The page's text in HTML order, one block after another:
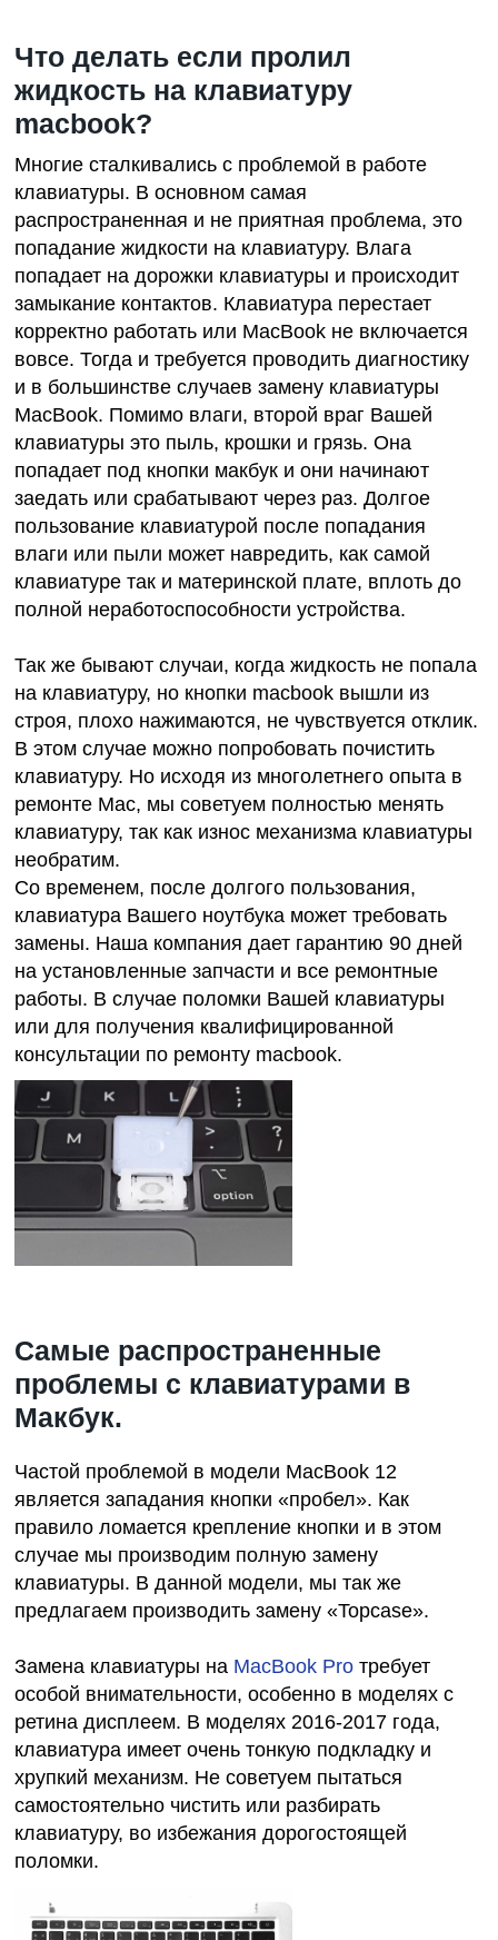
Что делать если пролил
жидкость на клавиатуру
macbook?
Многие сталкивались с проблемой в работе
клавиатуры. В основном самая
распространенная и не приятная проблема, это
попадание жидкости на клавиатуру. Влага
попадает на дорожки клавиатуры и происходит
замыкание контактов. Клавиатура перестает
корректно работать или MacBook не включается
вовсе. Тогда и требуется проводить диагностику
и в большинстве случаев замену клавиатуры
MacBook. Помимо влаги, второй враг Вашей
клавиатуры это пыль, крошки и грязь. Она
попадает под кнопки макбук и они начинают
заедать или срабатывают через раз. Долгое
пользование клавиатурой после попадания
влаги или пыли может навредить, как самой
клавиатуре так и материнской плате, вплоть до
полной неработоспособности устройства.
Так же бывают случаи, когда жидкость не попала
на клавиатуру, но кнопки macbook вышли из
строя, плохо нажимаются, не чувствуется отклик.
В этом случае можно попробовать почистить
клавиатуру. Но исходя из многолетнего опыта в
ремонте Mac, мы советуем полностью менять
клавиатуру, так как износ механизма клавиатуры
необратим.
Со временем, после долгого пользования,
клавиатура Вашего ноутбука может требовать
замены. Наша компания дает гарантию 90 дней
на установленные запчасти и все ремонтные
работы. В случае поломки Вашей клавиатуры
или для получения квалифицированной
консультации по ремонту macbook.
Самые распространенные
проблемы с клавиатурами в
Макбук.
Частой проблемой в модели MacBook 12
является западания кнопки «пробел». Как
правило ломается крепление кнопки и в этом
случае мы производим полную замену
клавиатуры. В данной модели, мы так же
предлагаем производить замену «Topcase».
Замена клавиатуры на MacBook Pro требует
особой внимательности, особенно в моделях с
ретина дисплеем. В моделях 2016-2017 года,
клавиатура имеет очень тонкую подкладку и
хрупкий механизм. Не советуем пытаться
самостоятельно чистить или разбирать
клавиатуру, во избежания дорогостоящей
поломки.